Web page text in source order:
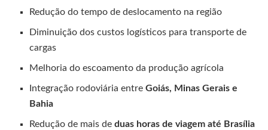
Redução do tempo de deslocamento na região
Diminuição dos custos logísticos para transporte de
cargas
Melhoria do escoamento da produção agrícola
Integração rodoviária entreGoiás, Minas Gerais e
Bahia
Redução de mais deduas horas de viagem até Brasília